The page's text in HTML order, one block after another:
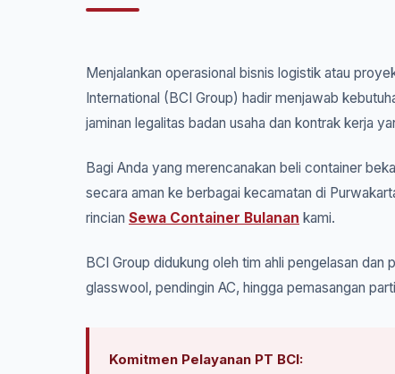
Menjalankan operasional bisnis logistik atau
International (BCI Group) hadir menjawab
jaminan legalitas badan usaha dan kontrak kerja
Bagi Anda yang merencanakan beli container
secara aman ke berbagai kecamatan di
rincian Sewa Container Bulanan kami.
BCI Group didukung oleh tim ahli pengelasan
glasswool, pendingin AC, hingga pemasangan
Komitmen Pelayanan PT BCI: